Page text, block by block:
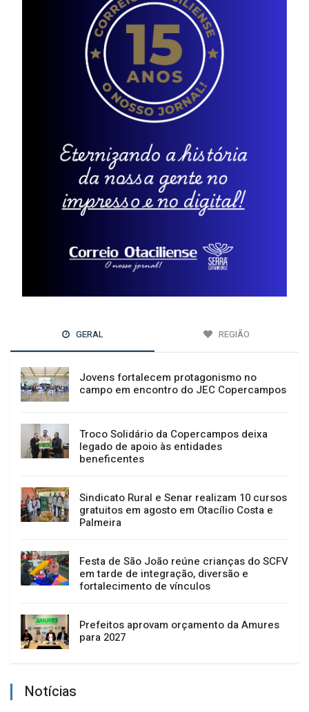
GERAL REGIÃO
Jovens fortalecem protagonismo no
campo em encontro do JEC Copercampos
Troco Solidário da Copercampos deixa
legado de apoio às entidades
beneficentes
Sindicato Rural e Senar realizam 10 cursos
gratuitos em agosto em Otacílio Costa e
Palmeira
Festa de São João reúne crianças do SCFV
em tarde de integração, diversão e
fortalecimento de vínculos
Prefeitos aprovam orçamento da Amures
para 2027
Notícias